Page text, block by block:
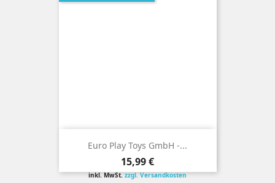
Euro Play Toys GmbH -...
Preis
15,99 €
inkl. MwSt.zzgl. Versandkosten